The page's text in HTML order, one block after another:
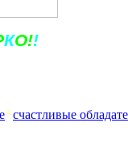
КО!!
счастливые